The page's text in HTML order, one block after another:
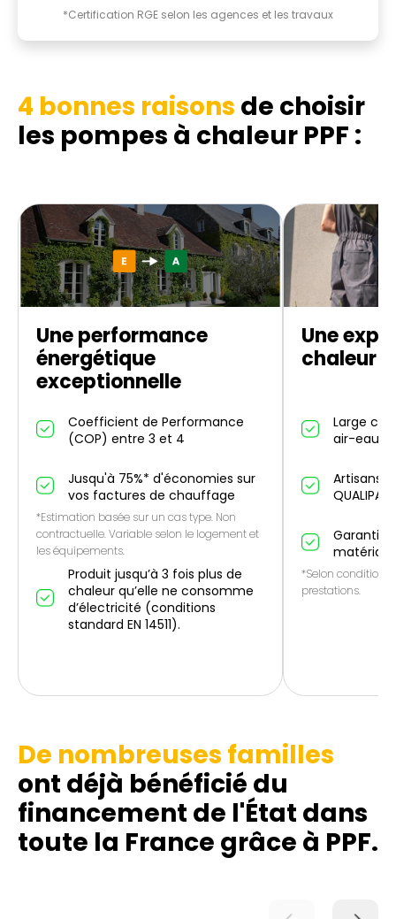
*Certification RGE selon les agences et les travaux
4 bonnes raisons de choisir
les pompes à chaleur PPF :
Une performance
énergétique
exceptionnelle
Coefficient de Performance
(COP) entre 3 et 4
Jusqu'à 75%* d'économies sur
vos factures de chauffage
*Estimation basée sur un cas type. Non
contractuelle. Variable selon le logement et
les équipements.
Produit jusqu’à 3 fois plus de
chaleur qu’elle ne consomme
d’électricité (conditions
standard EN 14511).
Une
chaleur
Large
air-eau
Artisans
QUALIPAC
Garantie
matériaux
*Selon conditions
prestations.
De nombreuses familles
ont déjà bénéficié du
financement de l'État dans
toute la France grâce à PPF.